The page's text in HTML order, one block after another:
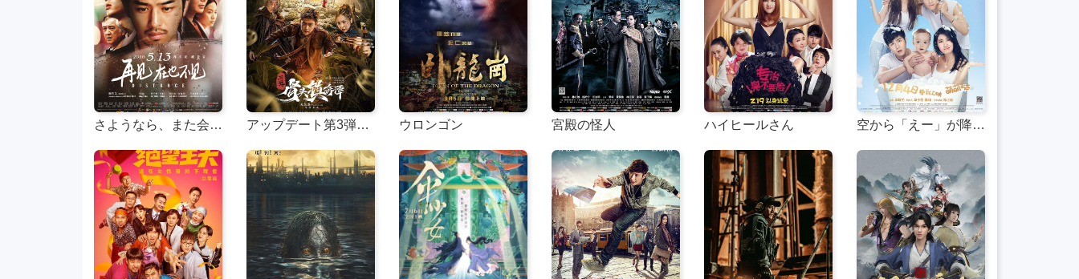
さようなら、また会いましょう アップデート第3弾・ボーンタウン奇妙な物語 ウロンゴン 宮殿の怪人 ハイヒールさん 空から「えー」が降ってきた